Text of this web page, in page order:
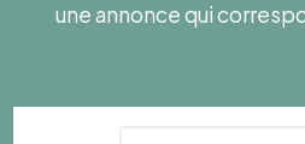
une annonce qui